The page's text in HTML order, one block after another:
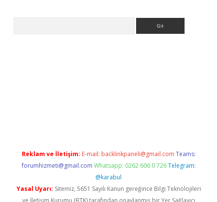
Reklam ve İletişim: E-mail: backlinkpaneli@gmail.com Teams:
forumhizmeti@gmail.com Whatsapp: 0262 606 0 726 Telegram:
@karabul
Yasal Uyarı: Sitemiz, 5651 Sayılı Kanun gereğince Bilgi Teknolojileri
ve İletişim Kurumu (BTK) tarafından onaylanmış bir Yer Sağlayıcı